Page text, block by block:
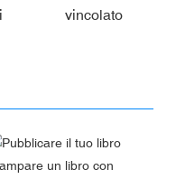
vincolato